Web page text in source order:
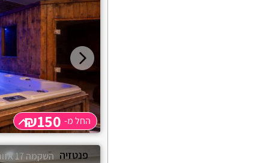
שעתיים ₪150
החל מ- ₪150
החל מ- ₪150
פנטזיה השקמה 17 אזור - חולון